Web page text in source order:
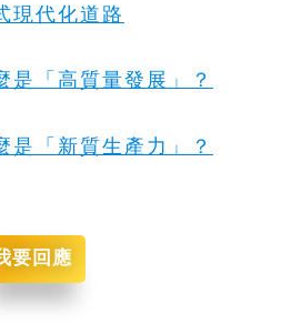
現代化道路
是「高質量發展」？
是「新質生產力」？
要回應